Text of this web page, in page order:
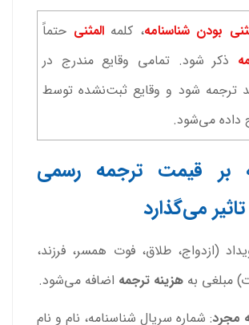
بودن شناسنامه، کلمهالمثنی حتماً
ذکر شود. تمامی وقایع مندرج در
ترجمه شود و وقایع ثبت‌نشده توسط
داده می‌شود.
بر قیمت ترجمه رسمی
می‌گذارد
(ازدواج، طلاق، فوت همسر، فرزند،
مبلغی به هزینه ترجمه اضافه می‌شود.
مجرد: شماره سریال شناسنامه، نام و نام